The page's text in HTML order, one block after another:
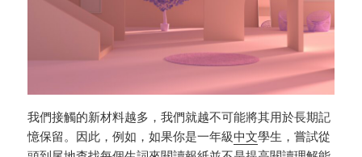
我們接觸的新材料越多，我們就越不可能將其用於長期記
憶保留。因此，例如，如果你是一年級中文學生，嘗試從